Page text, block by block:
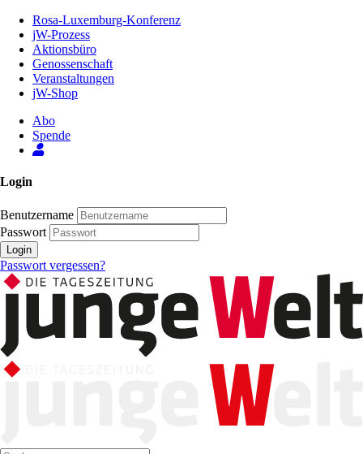
Inhalt
Seite
Rosa-Luxemburg-Konferenz
jW-Prozess
Aktionsbüro
Genossenschaft
Veranstaltungen
jW-Shop
Abo
Spende
Login
Benutzername
Passwort
Login
Passwort vergessen?